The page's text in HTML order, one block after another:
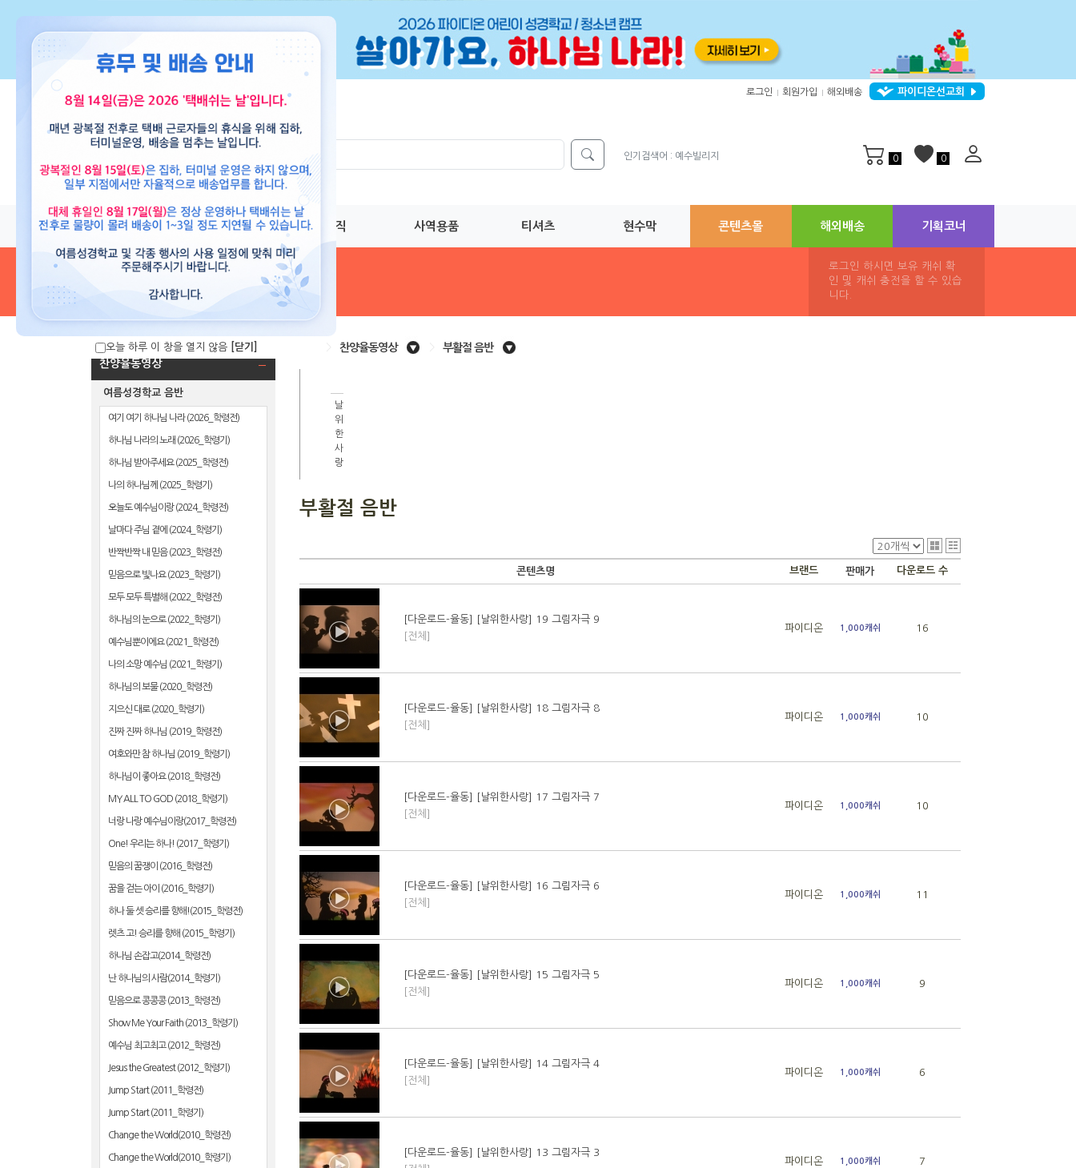
로그인 회원가입 해외배송 파이디온선교회
인기검색어 : 예수빌리지 0 0
교재 도서 뮤직 사역용품 티셔츠 현수막 콘텐츠몰 해외배송 기획코너
로그인 하시면 보유 캐쉬 확
인 및 캐쉬 충전을 할 수 있습
니다.
찬양율동영상
여름성경학교 음반
여기 여기 하나님 나라 (2026_학령전)
하나님 나라의 노래 (2026_학령기)
하나님 받아주세요 (2025_학령전)
나의 하나님께 (2025_학령기)
오늘도 예수님이랑 (2024_학령전)
날마다 주님 곁에 (2024_학령기)
반짝반짝 내 믿음 (2023_학령전)
믿음으로 빛나요 (2023_학령기)
모두 모두 특별해 (2022_학령전)
하나님의 눈으로 (2022_학령기)
예수님뿐이에요 (2021_학령전)
나의 소망 예수님 (2021_학령기)
하나님의 보물 (2020_학령전)
지으신 대로 (2020_학령기)
진짜 진짜 하나님 (2019_학령전)
여호와만 참 하나님 (2019_학령기)
하나님이 좋아요 (2018_학령전)
MY ALL TO GOD (2018_학령기)
너랑 나랑 예수님이랑(2017_학령전)
One! 우리는 하나! (2017_학령기)
믿음의 꿈쟁이 (2016_학령전)
꿈을 걷는 아이 (2016_학령기)
하나 둘 셋 승리를 향해!(2015_학령전)
렛츠 고! 승리를 향해 (2015_학령기)
하나님 손잡고(2014_학령전)
난 하나님의 사람(2014_학령기)
믿음으로 콩콩콩 (2013_학령전)
Show Me Your Faith (2013_학령기)
예수님 최고최고 (2012_학령전)
Jesus the Greatest (2012_학령기)
Jump Start (2011_학령전)
Jump Start (2011_학령기)
Change the World(2010_학령전)
Change the World(2010_학령기)
찬양율동영상 부활절 음반
날
위
한
사
랑
부활절 음반
콘텐츠명 브랜드 판매가 다운로드 수
[다운로드-율동] [날위한사랑] 19 그림자극 9
[전체]
파이디온 1,000캐쉬 16
[다운로드-율동] [날위한사랑] 18 그림자극 8
[전체]
파이디온 1,000캐쉬 10
[다운로드-율동] [날위한사랑] 17 그림자극 7
[전체]
파이디온 1,000캐쉬 10
[다운로드-율동] [날위한사랑] 16 그림자극 6
[전체]
파이디온 1,000캐쉬 11
[다운로드-율동] [날위한사랑] 15 그림자극 5
[전체]
파이디온 1,000캐쉬 9
[다운로드-율동] [날위한사랑] 14 그림자극 4
[전체]
파이디온 1,000캐쉬 6
[다운로드-율동] [날위한사랑] 13 그림자극 3
파이디온 1,000캐쉬 7
오늘 하루 이 창을 열지 않음 [닫기]